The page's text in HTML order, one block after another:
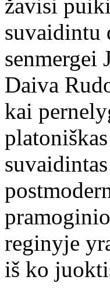
žavisi
suvaidintu
senmergei
Daiva
kai
reginyje
iš ko